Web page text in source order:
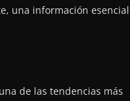
una información esencial
de las tendencias más